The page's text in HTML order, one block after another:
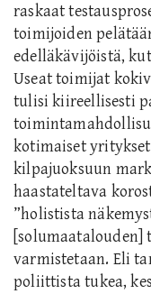
raskaat
toimijoiden
edelläkävijöistä,
Useat toimijat
tulisi kiireellisesti
kotimaiset
kilpajuoksuun
haastateltava
”holistista
[solumaatalouden]
varmistetaan. Eli
poliittista tukea,